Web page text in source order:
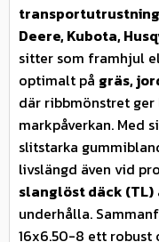
Deere, Kubota,
sitter som framhjul
optimalt på gräs,
där ribbmönstret
markpåverkan. Med
slitstarka
livslängd även vid
slanglöst däck (TL)
underhålla.
16x6.50-8 ett robust